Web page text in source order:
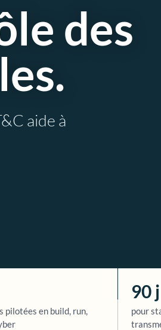
des
aide à
pilotées en build, run,
90 j
pour